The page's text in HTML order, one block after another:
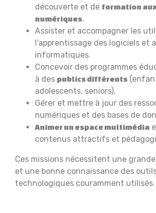
découverte et de formation
numériques.
Assister et accompagner les
l’apprentissage des logiciels et
informatiques.
Concevoir des programmes
à des publics différents
adolescents, seniors).
Gérer et mettre à jour des
numériques et des bases de
Animer un espace multimédia
contenus attractifs et
Ces missions nécessitent une
et une bonne connaissance des
technologiques couramment utilisés.